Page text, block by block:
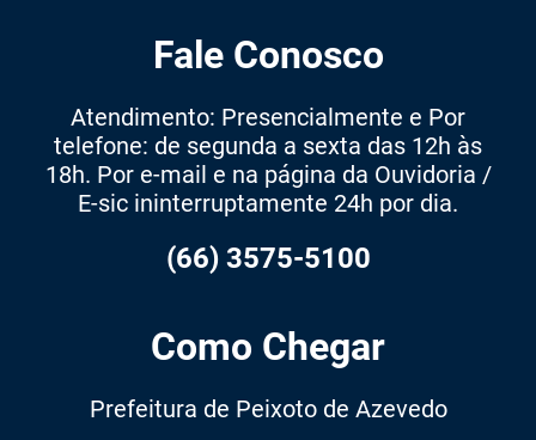
Fale Conosco
Atendimento: Presencialmente e Por
telefone: de segunda a sexta das 12h às
18h. Por e-mail e na página da Ouvidoria /
E-sic ininterruptamente 24h por dia.
(66) 3575-5100
Como Chegar
Prefeitura de Peixoto de Azevedo